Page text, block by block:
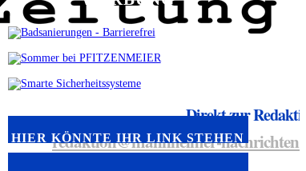
Direkt zur
redaktion@mannheimer-
HIER KÖNNTE IHR LINK STEHEN